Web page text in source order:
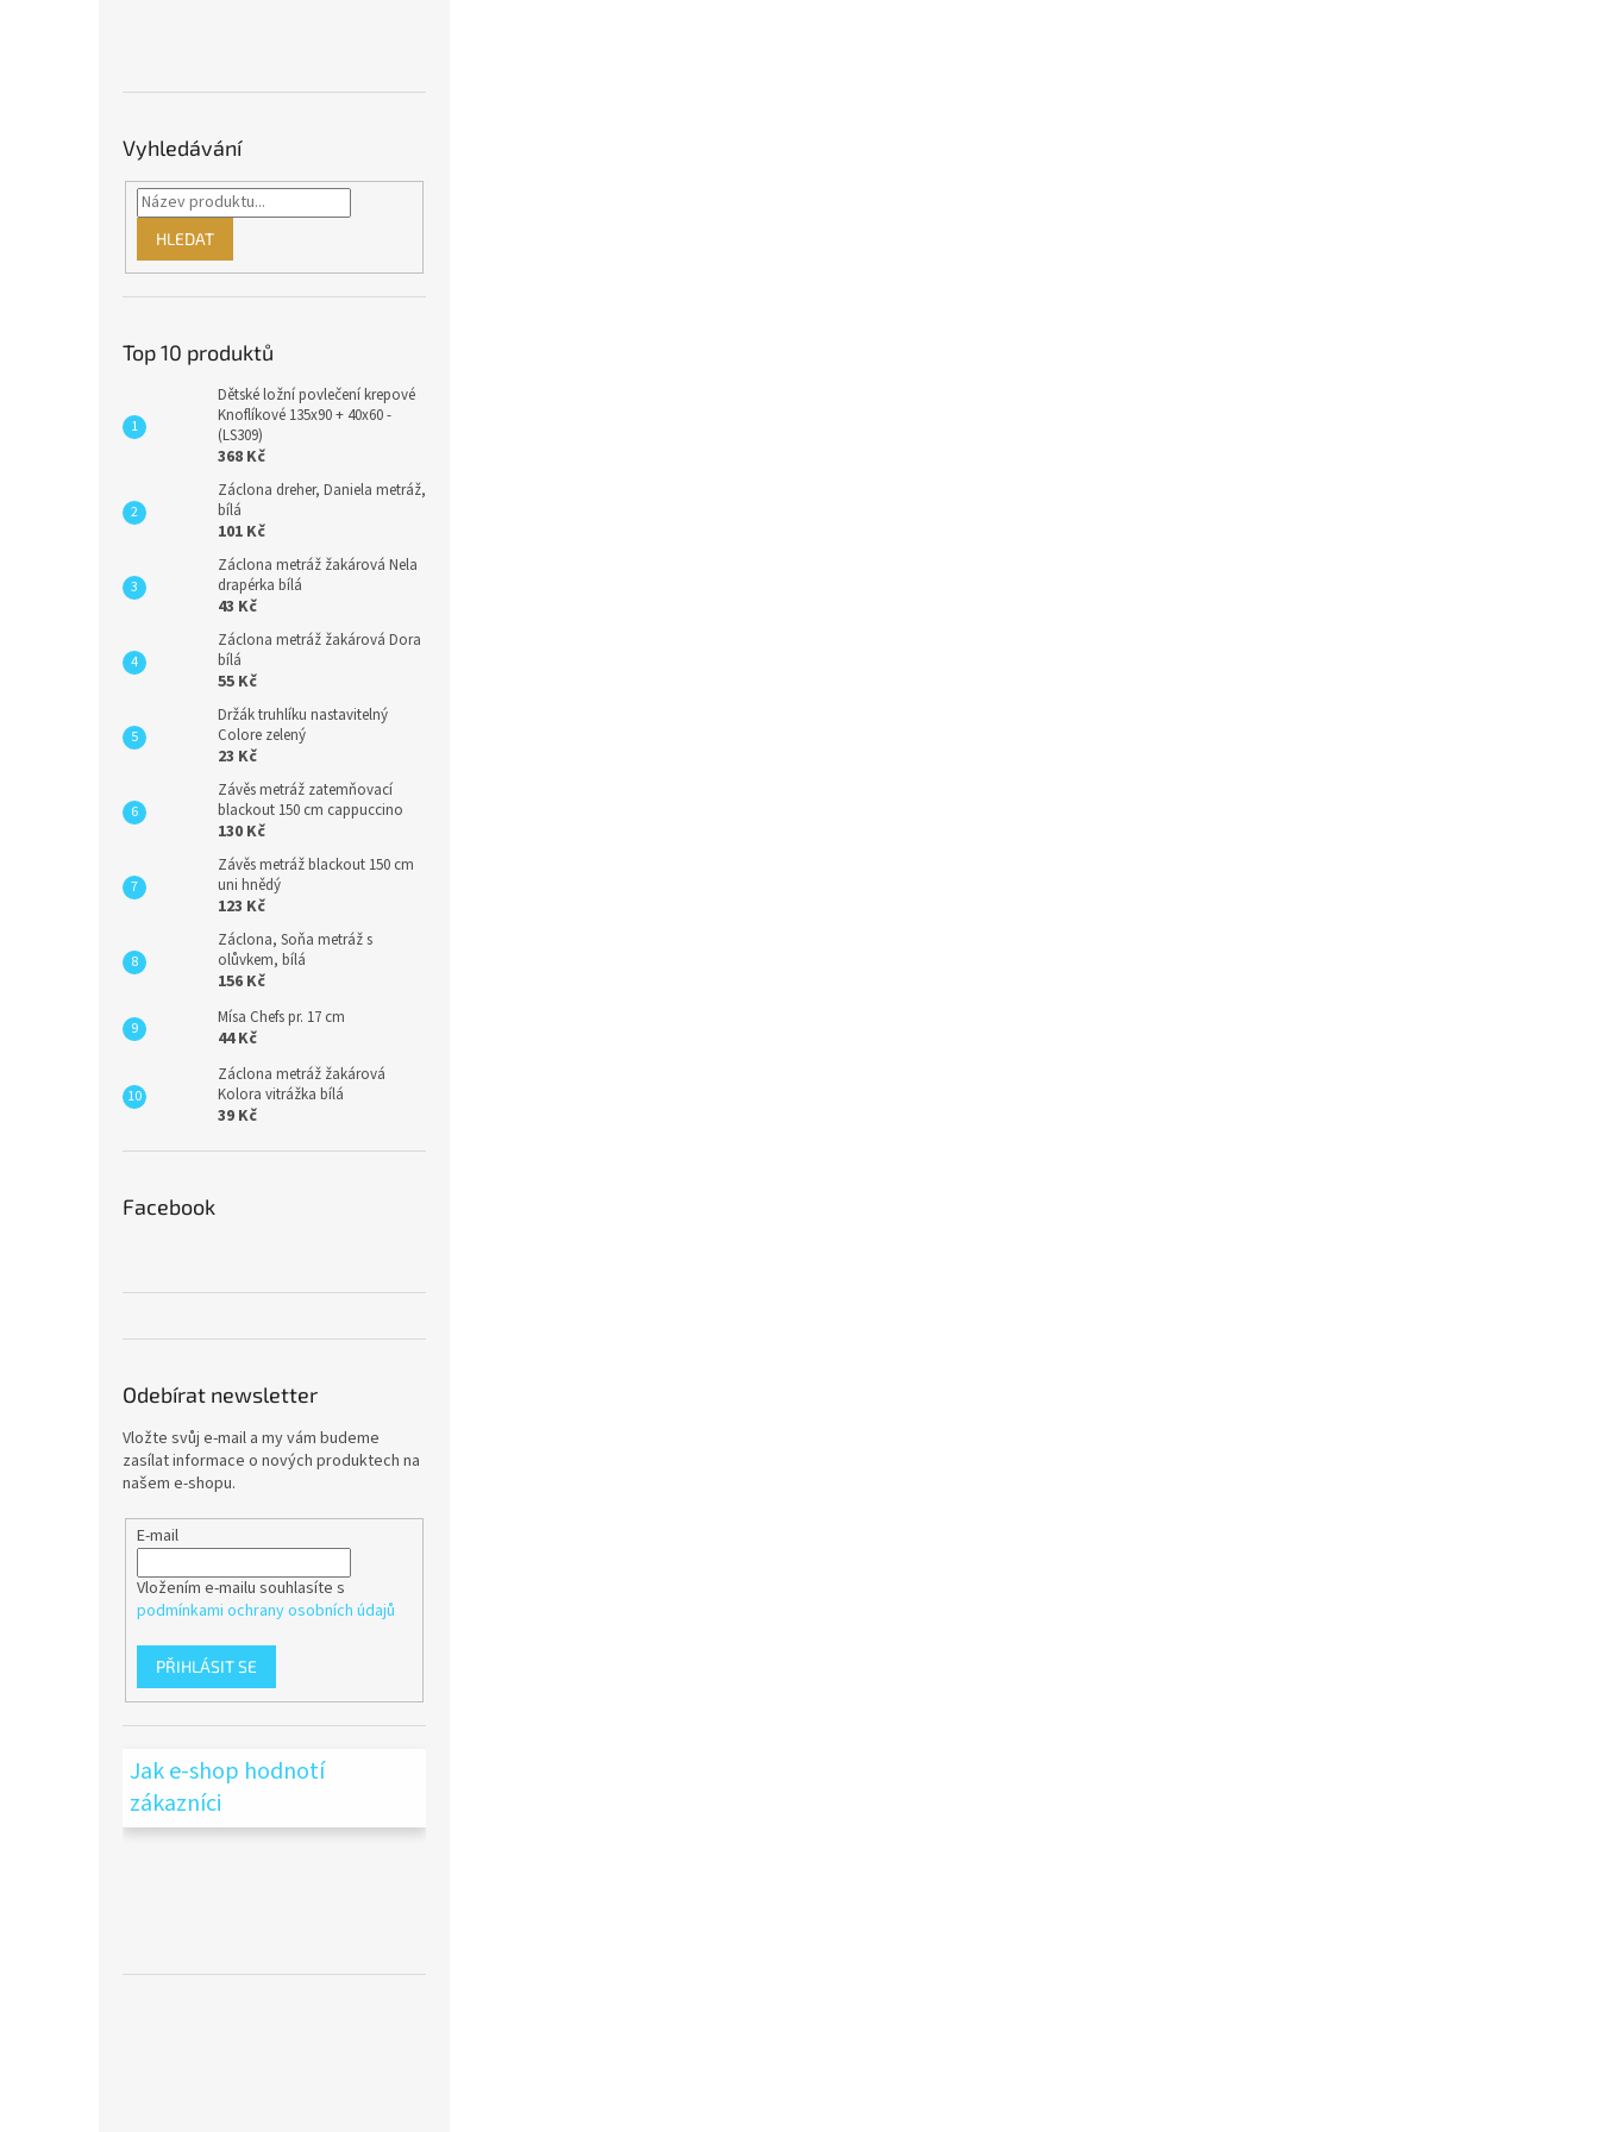
Vyhledávání
HLEDAT
Top 10 produktů
Dětské ložní povlečení krepové
Knoflíkové 135x90 + 40x60 -
(LS309)
368 Kč
Záclona dreher, Daniela metráž,
bílá
101 Kč
Záclona metráž žakárová Nela
drapérka bílá
43 Kč
Záclona metráž žakárová Dora
bílá
55 Kč
Držák truhlíku nastavitelný
Colore zelený
23 Kč
Závěs metráž zatemňovací
blackout 150 cm cappuccino
130 Kč
Závěs metráž blackout 150 cm
uni hnědý
123 Kč
Záclona, Soňa metráž s
olůvkem, bílá
156 Kč
Mísa Chefs pr. 17 cm
44 Kč
Záclona metráž žakárová
Kolora vitrážka bílá
39 Kč
Facebook
Odebírat newsletter
Vložte svůj e-mail a my vám budeme
zasílat informace o nových produktech na
našem e-shopu.
E-mail
Vložením e-mailu souhlasíte s
podmínkami ochrany osobních údajů
PŘIHLÁSIT SE
Jak e-shop hodnotí
zákazníci